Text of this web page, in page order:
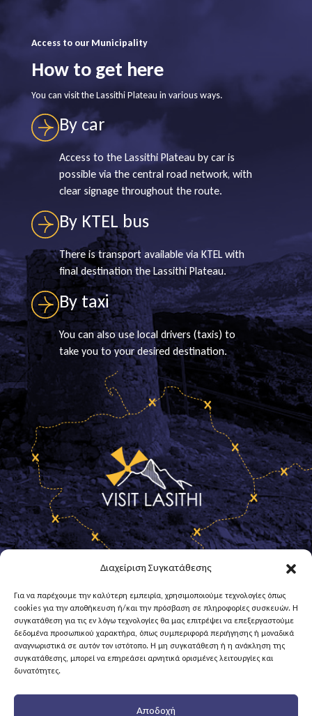
Διαχείριση Συγκατάθεσης
Για να παρέχουμε την καλύτερη εμπειρία, χρησιμοποιούμε τεχνολογίες όπως
cookies για την αποθήκευση ή/και την πρόσβαση σε πληροφορίες συσκευών. Η
συγκατάθεση για τις εν λόγω τεχνολογίες θα μας επιτρέψει να επεξεργαστούμε
δεδομένα προσωπικού χαρακτήρα, όπως συμπεριφορά περιήγησης ή μοναδικά
αναγνωριστικά σε αυτόν τον ιστότοπο. Η μη συγκατάθεση ή η ανάκληση της
συγκατάθεσης, μπορεί να επηρεάσει αρνητικά ορισμένες λειτουργίες και
δυνατότητες.
Αποδοχή
Access to our Municipality
How to get here
You can visit the Lassithi Plateau in various ways.
By car
Access to the Lassithi Plateau by car is
possible via the central road network, with
clear signage throughout the route.
By KTEL bus
There is transport available via KTEL with
final destination the Lassithi Plateau.
By taxi
You can also use local drivers (taxis) to
take you to your desired destination.
Contact
Call us at28443 40155
Via email atinfo@0474.syzefxis.gov.gr
& on its official website
Lassithi Plateau
Terms of Use and Policy